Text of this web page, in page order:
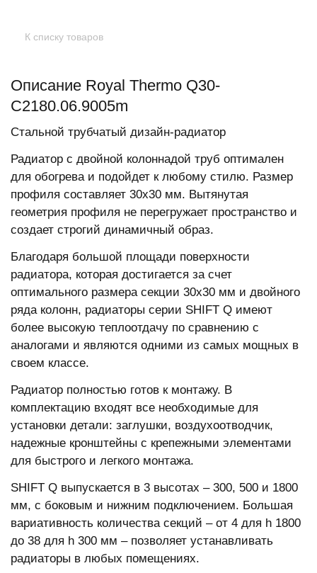
К списку товаров
Описание Royal Thermo Q30-
C2180.06.9005m
Стальной трубчатый дизайн-радиатор
Радиатор с двойной колоннадой труб оптимален
для обогрева и подойдет к любому стилю. Размер
профиля составляет 30х30 мм. Вытянутая
геометрия профиля не перегружает пространство и
создает строгий динамичный образ.
Благодаря большой площади поверхности
радиатора, которая достигается за счет
оптимального размера секции 30х30 мм и двойного
ряда колонн, радиаторы серии SHIFT Q имеют
более высокую теплоотдачу по сравнению с
аналогами и являются одними из самых мощных в
своем классе.
Радиатор полностью готов к монтажу. В
комплектацию входят все необходимые для
установки детали: заглушки, воздухоотводчик,
надежные кронштейны с крепежными элементами
для быстрого и легкого монтажа.
SHIFT Q выпускается в 3 высотах – 300, 500 и 1800
мм, с боковым и нижним подключением. Большая
вариативность количества секций – от 4 для h 1800
до 38 для h 300 мм – позволяет устанавливать
радиаторы в любых помещениях.